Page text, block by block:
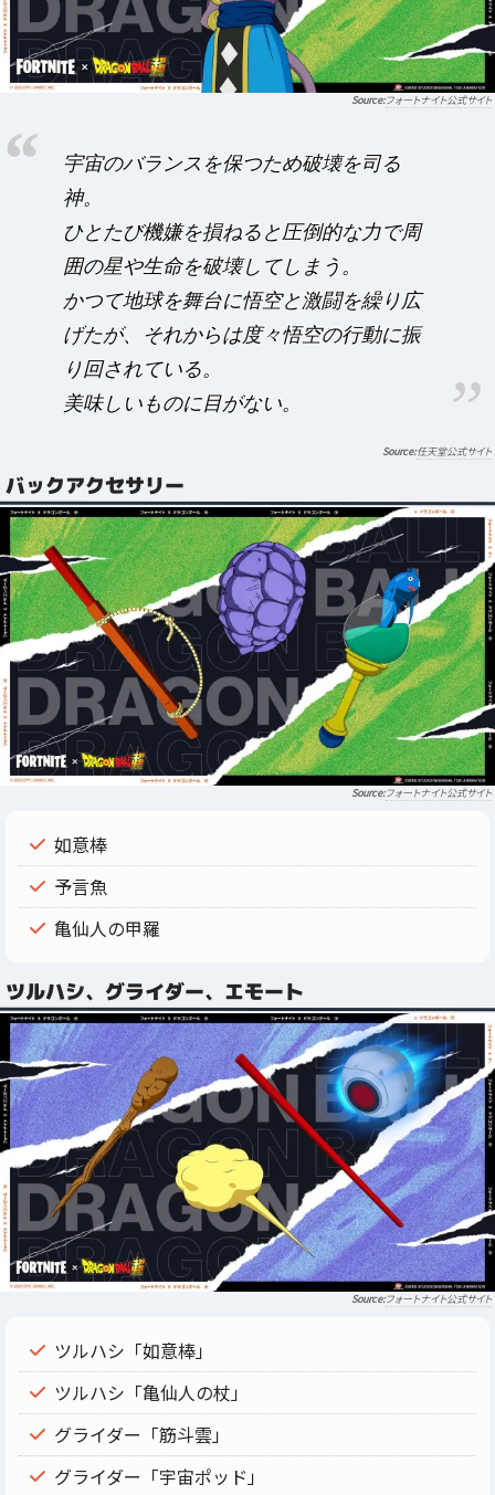
フォートナイト公式サイト
宇宙のバランスを保つため破壊を司る
神。
ひとたび機嫌を損ねると圧倒的な力で周
囲の星や生命を破壊してしまう。
かつて地球を舞台に悟空と激闘を繰り広
げたが、それからは度々悟空の行動に振
り回されている。
美味しいものに目がない。
任天堂公式サイト
バックアクセサリー
フォートナイト公式サイト
如意棒
予言魚
亀仙人の甲羅
ツルハシ、グライダー、エモート
フォートナイト公式サイト
ツルハシ「如意棒」
ツルハシ「亀仙人の杖」
グライダー「筋斗雲」
グライダー「宇宙ポッド」